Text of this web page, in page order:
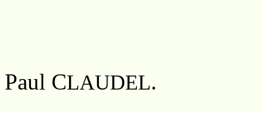
Paul CLAUDEL.